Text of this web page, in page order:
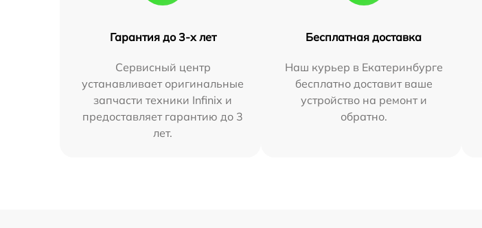
Гарантия до 3-х лет
Сервисный центр
устанавливает оригинальные
запчасти техники Infinix и
предоставляет гарантию до 3
лет.
Бесплатная доставка
Наш курьер в Екатеринбурге
бесплатно доставит ваше
устройство на ремонт и
обратно.